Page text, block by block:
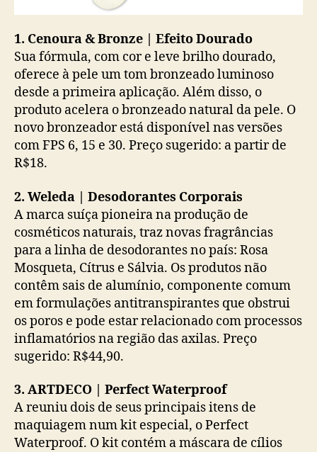
1. Cenoura & Bronze | Efeito Dourado
Sua fórmula, com cor e leve brilho dourado,
oferece à pele um tom bronzeado luminoso
desde a primeira aplicação. Além disso, o
produto acelera o bronzeado natural da pele. O
novo bronzeador está disponível nas versões
com FPS 6, 15 e 30. Preço sugerido: a partir de
R$18.
2. Weleda | Desodorantes Corporais
A marca suíça pioneira na produção de
cosméticos naturais, traz novas fragrâncias
para a linha de desodorantes no país: Rosa
Mosqueta, Cítrus e Sálvia. Os produtos não
contêm sais de alumínio, componente comum
em formulações antitranspirantes que obstrui
os poros e pode estar relacionado com processos
inflamatórios na região das axilas. Preço
sugerido: R$44,90.
3. ARTDECO | Perfect Waterproof
A reuniu dois de seus principais itens de
maquiagem num kit especial, o Perfect
Waterproof. O kit contém a máscara de cílios